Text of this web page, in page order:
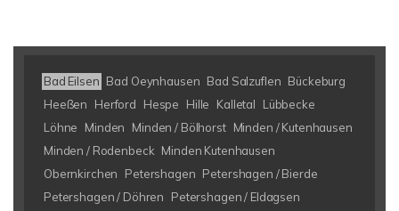
Bad Eilsen Bad Oeynhausen Bad Salzuflen Bückeburg
Heeßen
Herford Hespe Hille Kalletal
Lübbecke
Löhne
Minden Minden / Bölhorst Minden / Kutenhausen
Minden / Rodenbeck Minden Kutenhausen
Obernkirchen
Petershagen Petershagen / Bierde
Petershagen / Döhren
Petershagen / Eldagsen